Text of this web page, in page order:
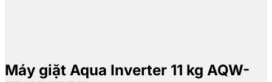
Máy giặt Aqua Inverter 11 kg AQW-